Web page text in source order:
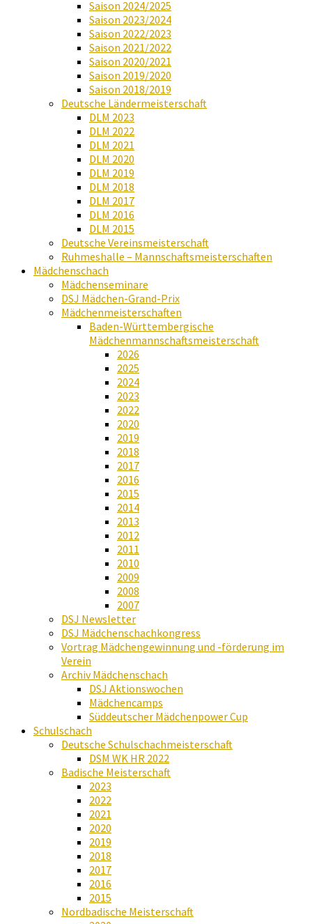
Saison 2024/2025
Saison 2023/2024
Saison 2022/2023
Saison 2021/2022
Saison 2020/2021
Saison 2019/2020
Saison 2018/2019
Deutsche Ländermeisterschaft
DLM 2023
DLM 2022
DLM 2021
DLM 2020
DLM 2019
DLM 2018
DLM 2017
DLM 2016
DLM 2015
Deutsche Vereinsmeisterschaft
Ruhmeshalle – Mannschaftsmeisterschaften
Mädchenschach
Mädchenseminare
DSJ Mädchen-Grand-Prix
Mädchenmeisterschaften
Baden-Württembergische
Mädchenmannschaftsmeisterschaft
2026
2025
2024
2023
2022
2020
2019
2018
2017
2016
2015
2014
2013
2012
2011
2010
2009
2008
2007
DSJ Newsletter
DSJ Mädchenschachkongress
Vortrag Mädchengewinnung und -förderung im
Verein
Archiv Mädchenschach
DSJ Aktionswochen
Mädchencamps
Süddeutscher Mädchenpower Cup
Schulschach
Deutsche Schulschachmeisterschaft
DSM WK HR 2022
Badische Meisterschaft
2023
2022
2021
2020
2019
2018
2017
2016
2015
Nordbadische Meisterschaft